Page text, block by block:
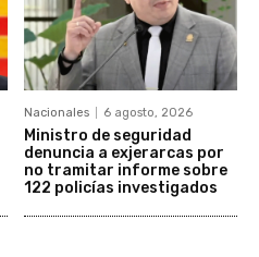
Nacionales 6 agosto, 2026
Ministro de seguridad
denuncia a exjerarcas por
no tramitar informe sobre
122 policías investigados